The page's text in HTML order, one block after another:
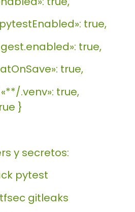
true,
true,
true,
.venv»: true,
}
y secretos:
pytest
gitleaks